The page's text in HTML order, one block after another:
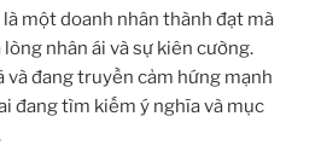
một doanh nhân thành đạt mà
nhân ái và sự kiên cường.
và đang truyền cảm hứng mạnh
đang tìm kiếm ý nghĩa và mục